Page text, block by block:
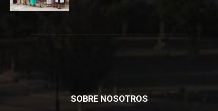
SOBRE NOSOTROS